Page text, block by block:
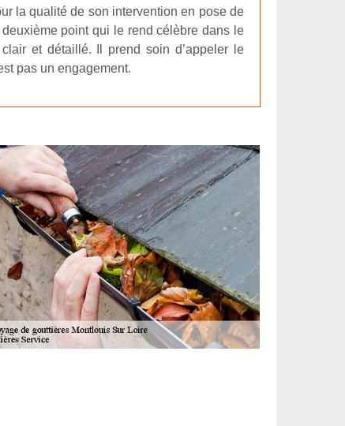
la qualité de son intervention en pose de
point qui le rend célèbre dans le
et détaillé. Il prend soin d’appeler le
pas un engagement.